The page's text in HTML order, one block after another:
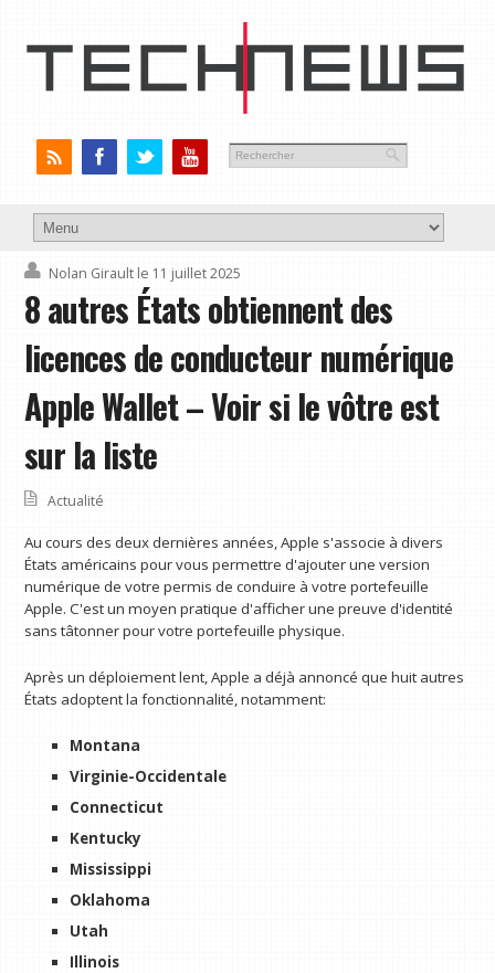
Nolan Girault le 11 juillet 2025
8 autres États obtiennent des
licences de conducteur numérique
Apple Wallet – Voir si le vôtre est
sur la liste
Actualité
Au cours des deux dernières années, Apple s'associe à divers
États américains pour vous permettre d'ajouter une version
numérique de votre permis de conduire à votre portefeuille
Apple. C'est un moyen pratique d'afficher une preuve d'identité
sans tâtonner pour votre portefeuille physique.
Après un déploiement lent, Apple a déjà annoncé que huit autres
États adoptent la fonctionnalité, notamment:
Montana
Virginie-Occidentale
Connecticut
Kentucky
Mississippi
Oklahoma
Utah
Illinois